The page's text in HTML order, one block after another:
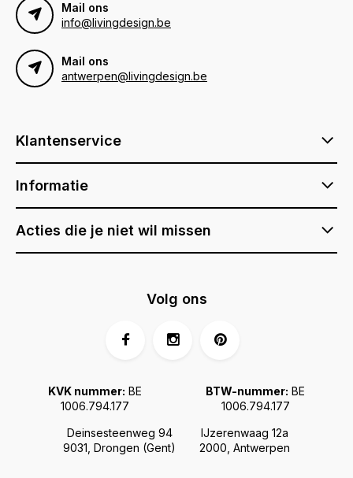
Mail ons
info@livingdesign.be
Mail ons
antwerpen@livingdesign.be
Klantenservice
Informatie
Acties die je niet wil missen
Deinsesteenweg 94
9031, Drongen (Gent)
IJzerenwaag 12a
2000, Antwerpen
KVK nummer: BE
1006.794.177
BTW-nummer: BE
1006.794.177
Volg ons